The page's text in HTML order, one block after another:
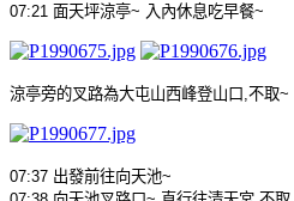
07:21 面天坪涼亭~ 入內休息吃早餐~
涼亭旁的叉路為大屯山西峰登山口 不取~
07:37 出發前往向天池~